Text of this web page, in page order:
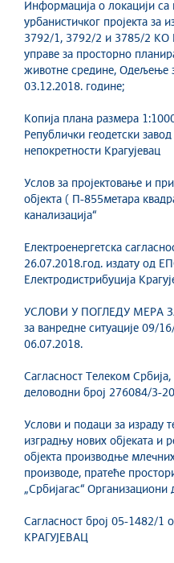
Информација о локацији са
урбанистичког пројекта за
3792/1, 3792/2 и 3785/2 КО
управе за просторно
животне средине, Одељење
03.12.2018. године;
Копија плана размера
Републички геодетски
непокретности Крагујевац
Услов за пројектовање и
објекта ( П-855метара
канализација“
Електроенергетска
26.07.2018.год. издату од
Електродистрибуција
УСЛОВИ У ПОГЛЕДУ МЕРА
за ванредне ситуације 09/
06.07.2018.
Сагласност Телеком
деловодни број 276084/3-
Услови и подаци за израду
изградњу нових објеката и
објекта производње
производе, пратеће
„Србијагас“ Организациони
Сагласност број 05-1482/1
КРАГУЈЕВАЦ